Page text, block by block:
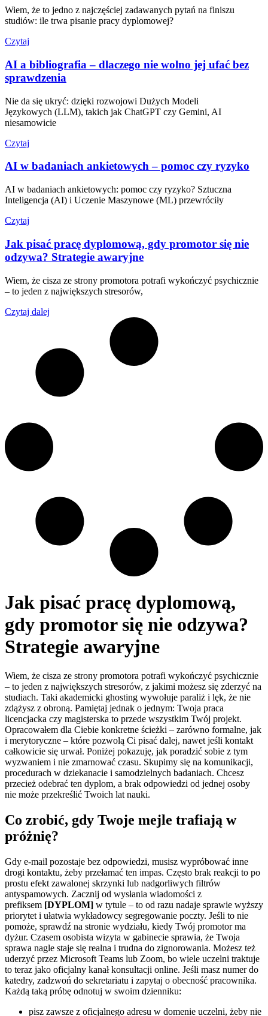
Wiem, że to jedno z najczęściej zadawanych pytań na finiszu
studiów: ile trwa pisanie pracy dyplomowej?
Czytaj
AI a bibliografia – dlaczego nie wolno jej ufać bez
sprawdzenia
Nie da się ukryć: dzięki rozwojowi Dużych Modeli
Językowych (LLM), takich jak ChatGPT czy Gemini, AI
niesamowicie
Czytaj
AI w badaniach ankietowych – pomoc czy ryzyko
AI w badaniach ankietowych: pomoc czy ryzyko? Sztuczna
Inteligencja (AI) i Uczenie Maszynowe (ML) przewróciły
Czytaj
Jak pisać pracę dyplomową, gdy promotor się nie
odzywa? Strategie awaryjne
Wiem, że cisza ze strony promotora potrafi wykończyć psychicznie
– to jeden z największych stresorów,
Czytaj dalej
Jak pisać pracę dyplomową,
gdy promotor się nie odzywa?
Strategie awaryjne
Wiem, że cisza ze strony promotora potrafi wykończyć psychicznie
– to jeden z największych stresorów, z jakimi możesz się zderzyć na
studiach. Taki akademicki ghosting wywołuje paraliż i lęk, że nie
zdążysz z obroną. Pamiętaj jednak o jednym: Twoja praca
licencjacka czy magisterska to przede wszystkim Twój projekt.
Opracowałem dla Ciebie konkretne ścieżki – zarówno formalne, jak
i merytoryczne – które pozwolą Ci pisać dalej, nawet jeśli kontakt
całkowicie się urwał. Poniżej pokazuję, jak poradzić sobie z tym
wyzwaniem i nie zmarnować czasu. Skupimy się na komunikacji,
procedurach w dziekanacie i samodzielnych badaniach. Chcesz
przecież odebrać ten dyplom, a brak odpowiedzi od jednej osoby
nie może przekreślić Twoich lat nauki.
Co zrobić, gdy Twoje mejle trafiają w
próżnię?
Gdy e-mail pozostaje bez odpowiedzi, musisz wypróbować inne
drogi kontaktu, żeby przełamać ten impas. Często brak reakcji to po
prostu efekt zawalonej skrzynki lub nadgorliwych filtrów
antyspamowych. Zacznij od wysłania wiadomości z
prefiksem [DYPLOM] w tytule – to od razu nadaje sprawie wyższy
priorytet i ułatwia wykładowcy segregowanie poczty. Jeśli to nie
pomoże, sprawdź na stronie wydziału, kiedy Twój promotor ma
dyżur. Czasem osobista wizyta w gabinecie sprawia, że Twoja
sprawa nagle staje się realna i trudna do zignorowania. Możesz też
uderzyć przez Microsoft Teams lub Zoom, bo wiele uczelni traktuje
to teraz jako oficjalny kanał konsultacji online. Jeśli masz numer do
katedry, zadzwoń do sekretariatu i zapytaj o obecność pracownika.
Każdą taką próbę odnotuj w swoim dzienniku:
pisz zawsze z oficjalnego adresu w domenie uczelni, żeby nie